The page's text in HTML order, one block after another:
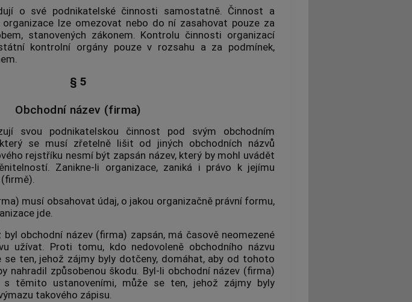
o své podnikatelské činnosti samostatně. Činnost a
lze omezovat nebo do ní zasahovat pouze za
stanovených zákonem. Kontrolu činnosti organizací
kontrolní orgány pouze v rozsahu a za podmínek,
§ 5
Obchodní název (firma)
svou podnikatelskou činnost pod svým obchodním
se musí zřetelně lišit od jiných obchodních názvů
rejstříku nesmí být zapsán název, který by mohl uvádět
Zanikne-li organizace, zaniká i právo k jejímu
musí obsahovat údaj, o jakou organizačně právní formu,
jde.
byl obchodní název (firma) zapsán, má časově neomezené
užívat. Proti tomu, kdo nedovoleně obchodního názvu
se ten, jehož zájmy byly dotčeny, domáhat, aby od tohoto
nahradil způsobenou škodu. Byl-li obchodní název (firma)
s těmito ustanoveními, může se ten, jehož zájmy byly
takového zápisu.